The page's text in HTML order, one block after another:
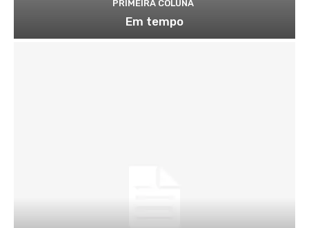
PRIMEIRA COLUNA
Em tempo